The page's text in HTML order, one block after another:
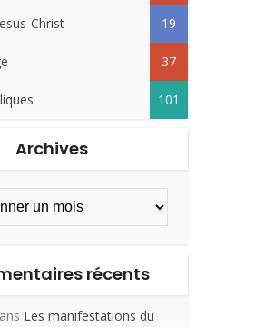
Christ 19
37
101
Archives
récents
Les manifestations du